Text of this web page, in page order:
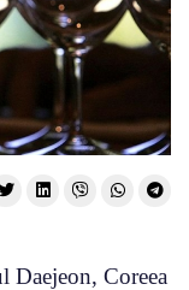
Daejeon, Coreea